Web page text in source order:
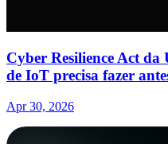
Cyber Resilience Act
de IoT precisa fazer
Apr 30, 2026